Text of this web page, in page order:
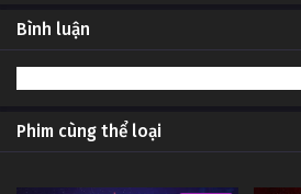
Bình luận
Phim cùng thể loại